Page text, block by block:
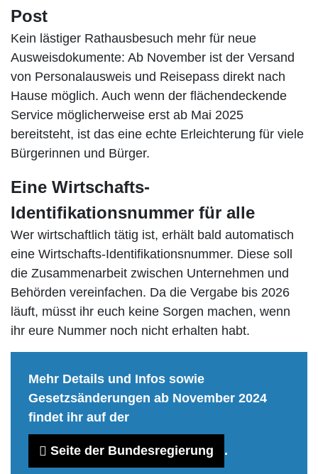
Post
Kein lästiger Rathausbesuch mehr für neue
Ausweisdokumente: Ab November ist der Versand
von Personalausweis und Reisepass direkt nach
Hause möglich. Auch wenn der flächendeckende
Service möglicherweise erst ab Mai 2025
bereitsteht, ist das eine echte Erleichterung für viele
Bürgerinnen und Bürger.
Eine Wirtschafts-
Identifikationsnummer für alle
Wer wirtschaftlich tätig ist, erhält bald automatisch
eine Wirtschafts-Identifikationsnummer. Diese soll
die Zusammenarbeit zwischen Unternehmen und
Behörden vereinfachen. Da die Vergabe bis 2026
läuft, müsst ihr euch keine Sorgen machen, wenn
ihr eure Nummer noch nicht erhalten habt.
Mehr Details und Infos sowie
Gesetzsänderungen ab November 2024
findet ihr auf der
Seite der Bundesregierung .